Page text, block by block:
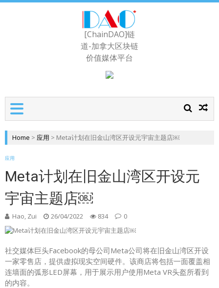
[ChainDAO]链
道-加拿大区块链
价值媒体平台
Home > 应用 > Meta计划在旧金山湾区开设元宇宙主题店￼
应用
Meta计划在旧金山湾区开设元
宇宙主题店￼
Hao, Zui 26/04/2022 834 0
社交媒体巨头Facebook的母公司Meta公司将在旧金山湾区开设
一家零售店，提供虚拟现实空间硬件。该商店将包括一面覆盖相
连墙面的弧形LED屏幕，用于展示用户使用Meta VR头盔所看到
的内容。